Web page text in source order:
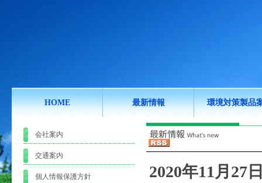
HOME 最新情報 環境対策製品
会社案内
交通案内
個人情報保護方針
2020年11月27